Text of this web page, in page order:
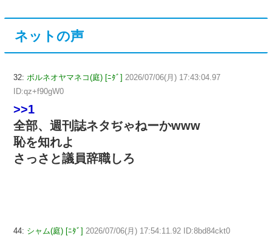
ネットの声
32: ボルネオヤマネコ(庭) [ﾆﾀﾞ] 2026/07/06(月) 17:43:04.97
ID:qz+f90gW0
>>1
全部、週刊誌ネタぢゃねーかwww
恥を知れよ
さっさと議員辞職しろ
44: シャム(庭) [ﾆﾀﾞ] 2026/07/06(月) 17:54:11.92 ID:8bd84ckt0